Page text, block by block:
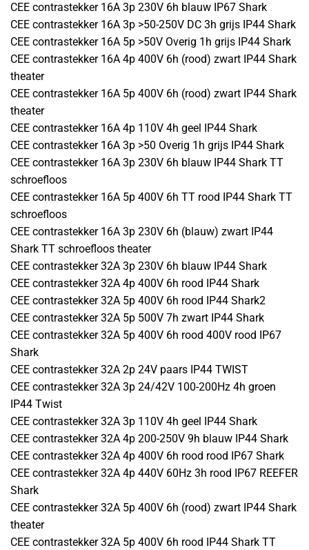
CEE contrastekker 16A 3p 230V 6h blauw IP67 Shark
CEE contrastekker 16A 3p >50-250V DC 3h grijs IP44 Shark
CEE contrastekker 16A 5p >50V Overig 1h grijs IP44 Shark
CEE contrastekker 16A 4p 400V 6h (rood) zwart IP44 Shark
theater
CEE contrastekker 16A 5p 400V 6h (rood) zwart IP44 Shark
theater
CEE contrastekker 16A 4p 110V 4h geel IP44 Shark
CEE contrastekker 16A 3p >50 Overig 1h grijs IP44 Shark
CEE contrastekker 16A 3p 230V 6h blauw IP44 Shark TT
schroefloos
CEE contrastekker 16A 5p 400V 6h TT rood IP44 Shark TT
schroefloos
CEE contrastekker 16A 3p 230V 6h (blauw) zwart IP44
Shark TT schroefloos theater
CEE contrastekker 32A 3p 230V 6h blauw IP44 Shark
CEE contrastekker 32A 4p 400V 6h rood IP44 Shark
CEE contrastekker 32A 5p 400V 6h rood IP44 Shark2
CEE contrastekker 32A 5p 500V 7h zwart IP44 Shark
CEE contrastekker 32A 5p 400V 6h rood 400V rood IP67
Shark
CEE contrastekker 32A 2p 24V paars IP44 TWIST
CEE contrastekker 32A 3p 24/42V 100-200Hz 4h groen
IP44 Twist
CEE contrastekker 32A 3p 110V 4h geel IP44 Shark
CEE contrastekker 32A 4p 200-250V 9h blauw IP44 Shark
CEE contrastekker 32A 4p 400V 6h rood rood IP67 Shark
CEE contrastekker 32A 4p 440V 60Hz 3h rood IP67 REEFER
Shark
CEE contrastekker 32A 5p 400V 6h (rood) zwart IP44 Shark
theater
CEE contrastekker 32A 5p 400V 6h rood IP44 Shark TT